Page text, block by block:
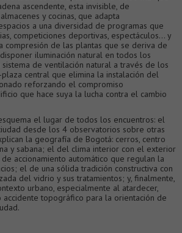
ascendente, esta invisible, de
y cocinas, que adapta
a una diversidad de programas que
competiciones deportivas, espectáculos… y
compresión de las plantas que se deriva de
iluminación natural en todos los
de ventilación natural a través de los
central que elimina la instalación del
reforzando el compromiso
que hace suya la lucha contra el cambio
el lugar de todos los encuentros: el
desde los 4 observatorios sobre otras
la geografía de Bogotá: cerros, centro
y sabana; el del clima interior con el exterior
accionamiento automático que regulan la
el de una sólida tradición constructiva con
del vidrio y sus tratamientos; y, finalmente,
urbano, especialmente al atardecer,
accidente topográfico para la orientación de